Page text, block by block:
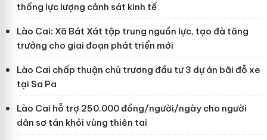
thống lực lượng cảnh sát kinh tế
Lào Cai: Xã Bát Xát tập trung nguồn lực, tạo đà tăng
trưởng cho giai đoạn phát triển mới
Lào Cai chấp thuận chủ trương đầu tư 3 dự án bãi đỗ xe
tại Sa Pa
Lào Cai hỗ trợ 250.000 đồng/người/ngày cho người
dân sơ tán khỏi vùng thiên tai